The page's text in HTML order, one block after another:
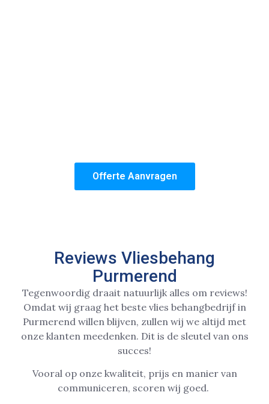
Offerte Aanvragen
Reviews Vliesbehang
Purmerend
Tegenwoordig draait natuurlijk alles om reviews!
Omdat wij graag het beste vlies behangbedrijf in
Purmerend willen blijven, zullen wij we altijd met
onze klanten meedenken. Dit is de sleutel van ons
succes!
Vooral op onze kwaliteit, prijs en manier van
communiceren, scoren wij goed.